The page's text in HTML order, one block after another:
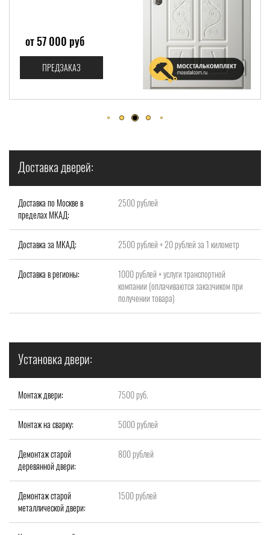
от 57 000 руб
ПРЕДЗАКАЗ
Доставка дверей:
Доставка по Москве в
пределах МКАД:
2500 рублей
Доставка за МКАД: 2500 рублей + 20 рублей за 1 километр
Доставка в регионы:
1000 рублей + услуги транспортной
компании (оплачиваются заказчиком при
получении товара)
Установка двери:
Монтаж двери: 7500 руб.
Монтаж на сварку: 5000 рублей
Демонтаж старой
деревянной двери:
800 рублей
Демонтаж старой
металлической двери:
1500 рублей